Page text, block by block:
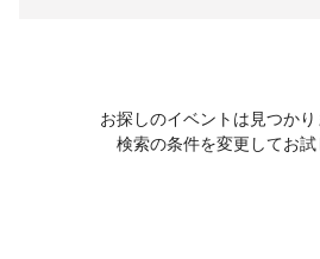
お探しのイベントは見つかり
検索の条件を変更してお試